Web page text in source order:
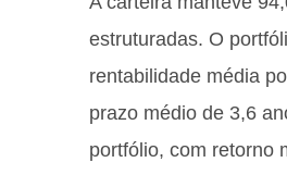
estruturadas. O
rentabilidade média
prazo médio de 3,6
portfólio, com retorno